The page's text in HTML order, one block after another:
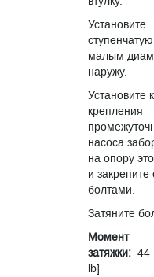
Установите
малым
наружу.
Установите
крепления
насоса
на опору
и закрепите
болтами.
Затяните
Момент
затяжки: 44
lb]